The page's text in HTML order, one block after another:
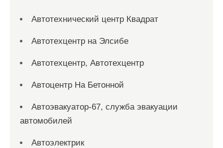
Автотехнический центр Квадрат
Автотехцентр на Элсибе
Автотехцентр, Автотехцентр
Автоцентр На Бетонной
Автоэвакуатор-67, служба эвакуации
автомобилей
Автоэлектрик